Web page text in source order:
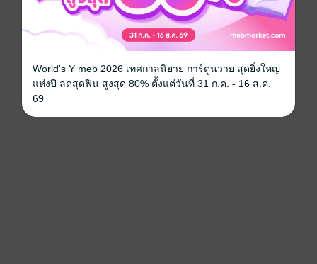
World's Y meb 2026 เทศกาลนิยาย การ์ตูนวาย สุดยิ่งใหญ่
แห่งปี ลดสุดฟิน สูงสุด 80% ตั้งแต่วันที่ 31 ก.ค. - 16 ส.ค.
69